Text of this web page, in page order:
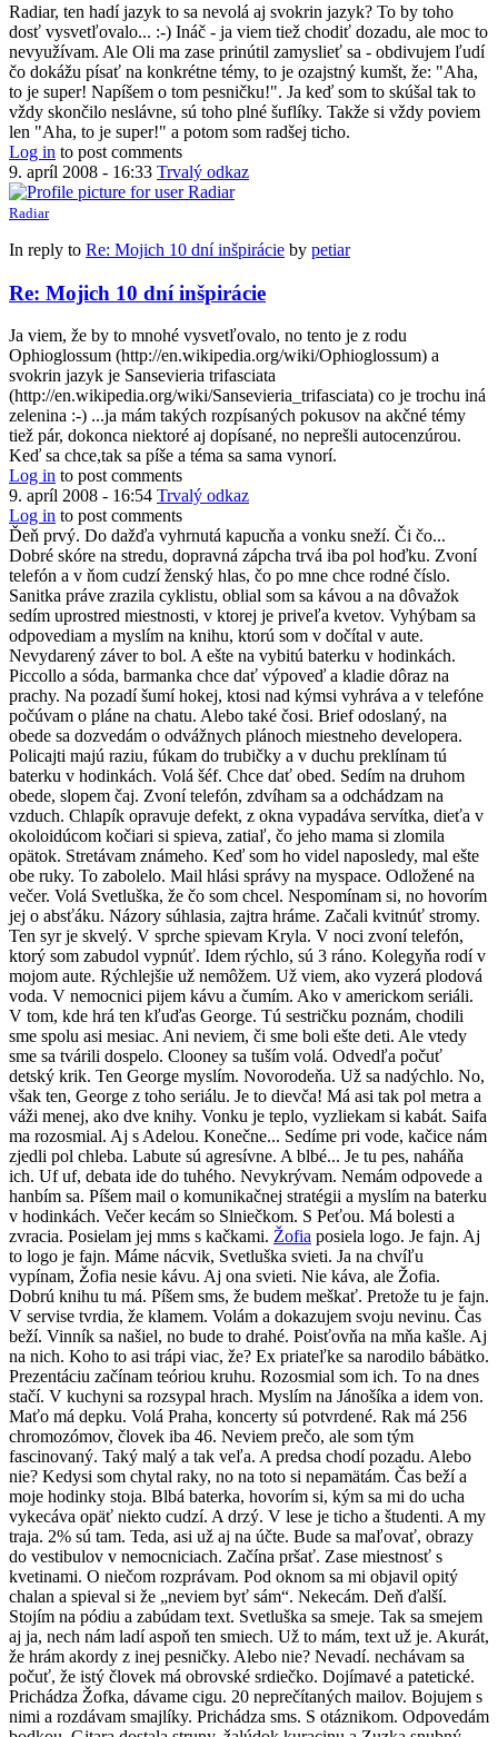
Radiar, ten hadí jazyk to sa nevolá aj svokrin jazyk? To by toho
dosť vysvetľovalo... :-) Ináč - ja viem tiež chodiť dozadu, ale moc to
nevyužívam. Ale Oli ma zase prinútil zamyslieť sa - obdivujem ľudí
čo dokážu písať na konkrétne témy, to je ozajstný kumšt, že: "Aha,
to je super! Napíšem o tom pesničku!". Ja keď som to skúšal tak to
vždy skončilo neslávne, sú toho plné šuflíky. Takže si vždy poviem
len "Aha, to je super!" a potom som radšej ticho.
Log in to post comments
9. apríl 2008 - 16:33 Trvalý odkaz
Radiar
In reply to Re: Mojich 10 dní inšpirácie by petiar
Re: Mojich 10 dní inšpirácie
Ja viem, že by to mnohé vysvetľovalo, no tento je z rodu
Ophioglossum (http://en.wikipedia.org/wiki/Ophioglossum) a
svokrin jazyk je Sansevieria trifasciata
(http://en.wikipedia.org/wiki/Sansevieria_trifasciata) co je trochu iná
zelenina :-) ...ja mám takých rozpísaných pokusov na akčné témy
tiež pár, dokonca niektoré aj dopísané, no neprešli autocenzúrou.
Keď sa chce,tak sa píše a téma sa sama vynorí.
Log in to post comments
9. apríl 2008 - 16:54 Trvalý odkaz
Log in to post comments
Ďeň prvý. Do dažďa vyhrnutá kapucňa a vonku sneží. Či čo...
Dobré skóre na stredu, dopravná zápcha trvá iba pol hoďku. Zvoní
telefón a v ňom cudzí ženský hlas, čo po mne chce rodné číslo.
Sanitka práve zrazila cyklistu, oblial som sa kávou a na dôvažok
sedím uprostred miestnosti, v ktorej je priveľa kvetov. Vyhýbam sa
odpovediam a myslím na knihu, ktorú som v dočítal v aute.
Nevydarený záver to bol. A ešte na vybitú baterku v hodinkách.
Piccollo a sóda, barmanka chce dať výpoveď a kladie dôraz na
prachy. Na pozadí šumí hokej, ktosi nad kýmsi vyhráva a v telefóne
počúvam o pláne na chatu. Alebo také čosi. Brief odoslaný, na
obede sa dozvedám o odvážnych plánoch miestneho developera.
Policajti majú raziu, fúkam do trubičky a v duchu preklínam tú
baterku v hodinkách. Volá šéf. Chce dať obed. Sedím na druhom
obede, slopem čaj. Zvoní telefón, zdvíham sa a odchádzam na
vzduch. Chlapík opravuje defekt, z okna vypadáva servítka, dieťa v
okoloidúcom kočiari si spieva, zatiaľ, čo jeho mama si zlomila
opätok. Stretávam známeho. Keď som ho videl naposledy, mal ešte
obe ruky. To zabolelo. Mail hlási správy na myspace. Odložené na
večer. Volá Svetluška, že čo som chcel. Nespomínam si, no hovorím
jej o absťáku. Názory súhlasia, zajtra hráme. Začali kvitnúť stromy.
Ten syr je skvelý. V sprche spievam Kryla. V noci zvoní telefón,
ktorý som zabudol vypnúť. Idem rýchlo, sú 3 ráno. Kolegyňa rodí v
mojom aute. Rýchlejšie už nemôžem. Už viem, ako vyzerá plodová
voda. V nemocnici pijem kávu a čumím. Ako v americkom seriáli.
V tom, kde hrá ten kľuďas George. Tú sestričku poznám, chodili
sme spolu asi mesiac. Ani neviem, či sme boli ešte deti. Ale vtedy
sme sa tvárili dospelo. Clooney sa tuším volá. Odvedľa počuť
detský krik. Ten George myslím. Novorodeňa. Už sa nadýchlo. No,
však ten, George z toho seriálu. Je to dievča! Má asi tak pol metra a
váži menej, ako dve knihy. Vonku je teplo, vyzliekam si kabát. Saifa
ma rozosmial. Aj s Adelou. Konečne... Sedíme pri vode, kačice nám
zjedli pol chleba. Labute sú agresívne. A blbé... Je tu pes, naháňa
ich. Uf uf, debata ide do tuhého. Nevykrývam. Nemám odpovede a
hanbím sa. Píšem mail o komunikačnej stratégii a myslím na baterku
v hodinkách. Večer kecám so Slniečkom. S Peťou. Má bolesti a
zvracia. Posielam jej mms s kačkami. Žofia posiela logo. Je fajn. Aj
to logo je fajn. Máme nácvik, Svetluška svieti. Ja na chvíľu
vypínam, Žofia nesie kávu. Aj ona svieti. Nie káva, ale Žofia.
Dobrú knihu tu má. Píšem sms, že budem meškať. Pretože tu je fajn.
V servise tvrdia, že klamem. Volám a dokazujem svoju nevinu. Čas
beží. Vinník sa našiel, no bude to drahé. Poisťovňa na mňa kašle. Aj
na nich. Koho to asi trápi viac, že? Ex priateľke sa narodilo bábätko.
Prezentáciu začínam teóriou kruhu. Rozosmial som ich. To na dnes
stačí. V kuchyni sa rozsypal hrach. Myslím na Jánošíka a idem von.
Maťo má depku. Volá Praha, koncerty sú potvrdené. Rak má 256
chromozómov, človek iba 46. Neviem prečo, ale som tým
fascinovaný. Taký malý a tak veľa. A predsa chodí pozadu. Alebo
nie? Kedysi som chytal raky, no na toto si nepamätám. Čas beží a
moje hodinky stoja. Blbá baterka, hovorím si, kým sa mi do ucha
vykecáva opäť niekto cudzí. A drzý. V lese je ticho a študenti. A my
traja. 2% sú tam. Teda, asi už aj na účte. Bude sa maľovať, obrazy
do vestibulov v nemocniciach. Začína pršať. Zase miestnosť s
kvetinami. O niečom rozprávam. Pod oknom sa mi objavil opitý
chalan a spieval si že „neviem byť sám“. Nekecám. Deň ďalší.
Stojím na pódiu a zabúdam text. Svetluška sa smeje. Tak sa smejem
aj ja, nech nám ladí aspoň ten smiech. Už to mám, text už je. Akurát,
že hrám akordy z inej pesničky. Alebo nie? Nevadí. nechávam sa
počuť, že istý človek má obrovské srdiečko. Dojímavé a patetické.
Prichádza Žofka, dávame cigu. 20 neprečítaných mailov. Bojujem s
nimi a rozdávam smajlíky. Prichádza sms. S otáznikom. Odpovedám